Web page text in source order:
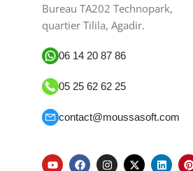
Bureau TA202 Technopark,
quartier Tilila, Agadir.
06 14 20 87 86
05 25 62 62 25
contact@moussasoft.com